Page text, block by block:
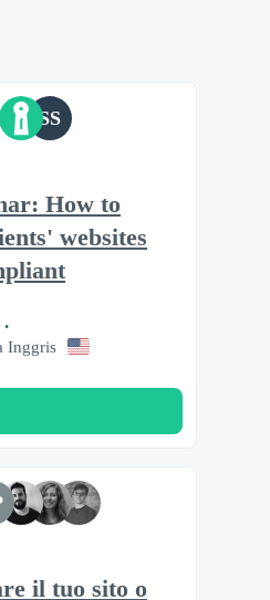
SS
How to
websites
Inggris
il tuo sito o